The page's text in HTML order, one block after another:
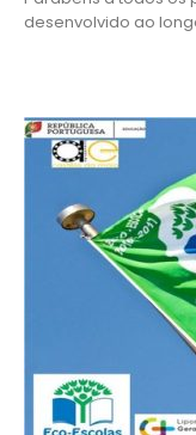
desenvolvido ao